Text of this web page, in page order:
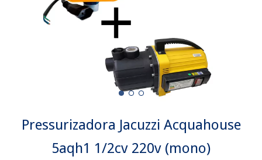
Pressurizadora Jacuzzi Acquahouse
5aqh1 1/2cv 220v (mono)